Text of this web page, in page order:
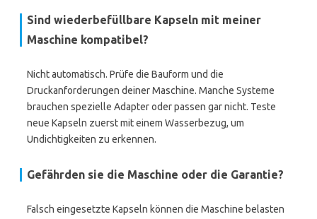
Sind wiederbefüllbare Kapseln mit meiner
Maschine kompatibel?
Nicht automatisch. Prüfe die Bauform und die
Druckanforderungen deiner Maschine. Manche Systeme
brauchen spezielle Adapter oder passen gar nicht. Teste
neue Kapseln zuerst mit einem Wasserbezug, um
Undichtigkeiten zu erkennen.
Gefährden sie die Maschine oder die Garantie?
Falsch eingesetzte Kapseln können die Maschine belasten